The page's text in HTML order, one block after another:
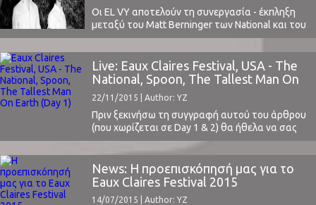
link.1) Lull feat. Jason ...
Οι EL VY αποτελούν τη συνεργασία - έκπληξη
μεταξύ του Matt Berninger των National και του
Brent Knopf, μουσικού και παραγωγού από το
Πόρτλαντ, γνωστού από τους Ramona Falls και
από τη μπάντα Menomena.O Berninger ίσως
περίμενε να τελειώσει το Eaux Claires φεστιβάλ
στο οποίο αποτέλεσε ιστορικό σημείο για την ...
Live: Eaux Claires Festival, USA - The
National, Spoon, The Tallest Man On
Earth (Day 1)
22/11/2015 | Author: YZ
Πριν ξεκινήσω τη συγγραφή αυτού του άρθρου
(που χωρίζεται σε Day 1 & 2) θα ήθελα να σας
εξομολογηθώ ότι τα παρακάτω σίγουρα
επηρεάζονται από το γεγονός ότι οι δύο
καλύτερες μπάντες της πρόσφατης ζωής μου
είναι οι Bon Iver και οι The National. Οι λόγοι
News: Η προεπισκόπησή μας για το
Eaux Claires Festival 2015
14/07/2015 | Author: YZ